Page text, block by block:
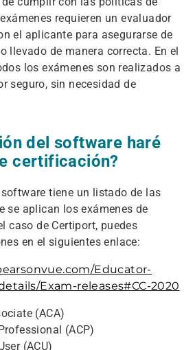
requieren un evaluador
el aplicante para asegurarse de
llevado de manera correcta. En el
los exámenes son realizados a
seguro, sin necesidad de
del software haré
certificación?
tiene un listado de las
se aplican los exámenes de
caso de Certiport, puedes
en el siguientes enlace:
Educator-
Exam-releases#CC-2020
(ACA)
(ACP)
(ACU)